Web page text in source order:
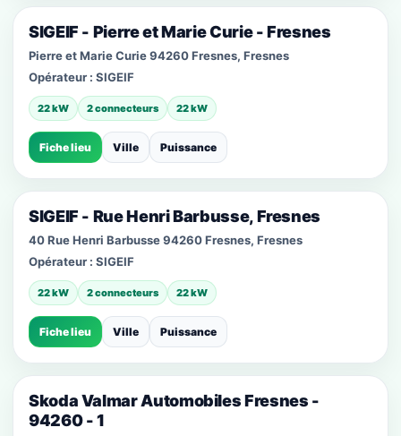
SIGEIF - Pierre et Marie Curie - Fresnes
Pierre et Marie Curie 94260 Fresnes, Fresnes
Opérateur : SIGEIF
22 kW 2 connecteurs 22 kW
Fiche lieu Ville Puissance
SIGEIF - Rue Henri Barbusse, Fresnes
40 Rue Henri Barbusse 94260 Fresnes, Fresnes
Opérateur : SIGEIF
22 kW 2 connecteurs 22 kW
Fiche lieu Ville Puissance
Skoda Valmar Automobiles Fresnes -
94260 - 1